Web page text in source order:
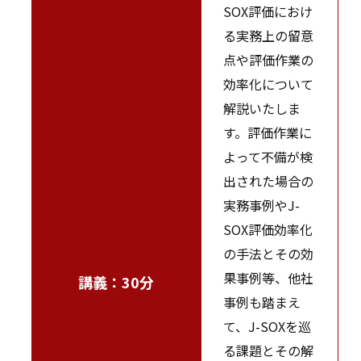
講義：30分
SOX評価におけ
る実務上の留意
点や評価作業の
効率化について
解説いたしま
す。評価作業に
よって不備が検
出された場合の
実務事例やJ-
SOX評価効率化
の手法とその効
果事例等、他社
事例も踏まえ
て、J-SOXを巡
る課題とその解